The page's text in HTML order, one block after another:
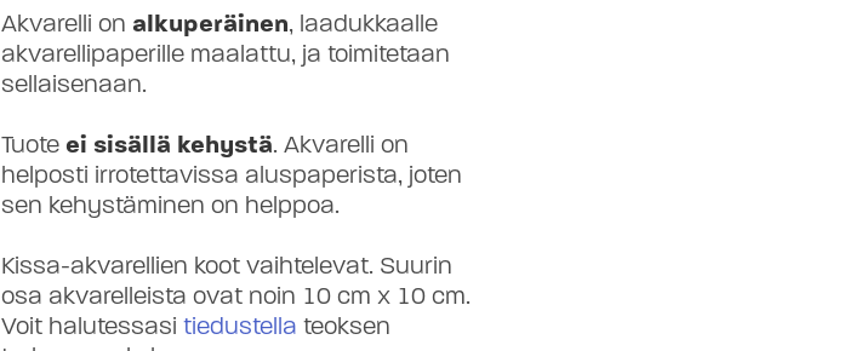
Akvarelli on alkuperäinen, laadukkaalle
akvarellipaperille maalattu, ja toimitetaan
sellaisenaan.
Tuote ei sisällä kehystä. Akvarelli on
helposti irrotettavissa aluspaperista, joten
sen kehystäminen on helppoa.
Kissa-akvarellien koot vaihtelevat. Suurin
osa akvarelleista ovat noin 10 cm × 10 cm.
Voit halutessasi tiedustella teoksen